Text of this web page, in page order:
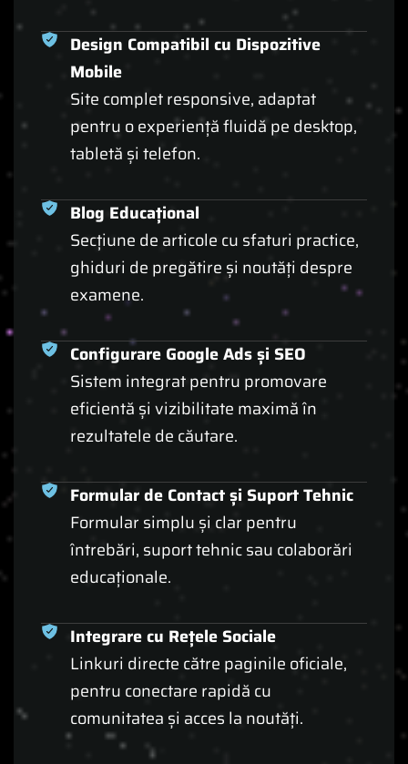
Design Compatibil cu Dispozitive
Mobile
Site complet responsive, adaptat
pentru o experiență fluidă pe desktop,
tabletă și telefon.
Blog Educațional
Secțiune de articole cu sfaturi practice,
ghiduri de pregătire și noutăți despre
examene.
Configurare Google Ads și SEO
Sistem integrat pentru promovare
eficientă și vizibilitate maximă în
rezultatele de căutare.
Formular de Contact și Suport Tehnic
Formular simplu și clar pentru
întrebări, suport tehnic sau colaborări
educaționale.
Integrare cu Rețele Sociale
Linkuri directe către paginile oficiale,
pentru conectare rapidă cu
comunitatea și acces la noutăți.